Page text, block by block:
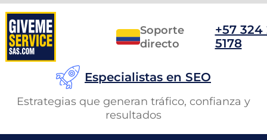
Soporte
directo
+57 324
5178
Especialistas en SEO
Estrategias que generan tráfico, confianza y
resultados